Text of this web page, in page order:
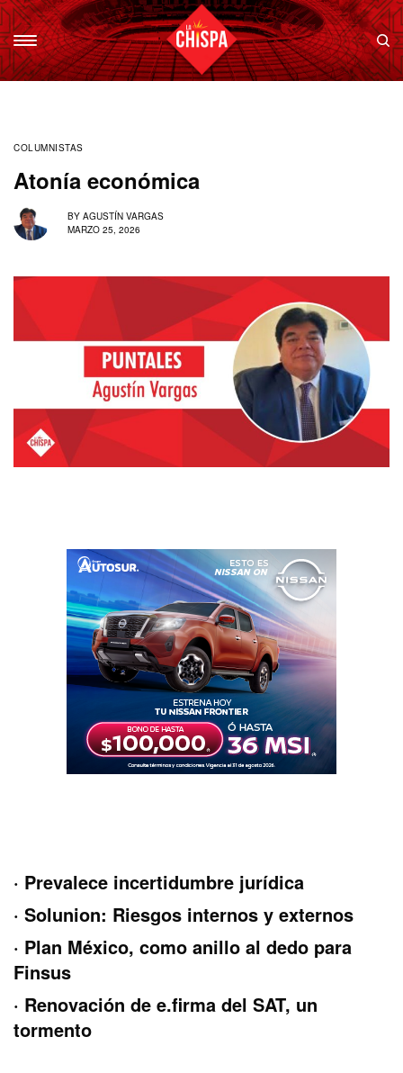
COLUMNISTAS
Atonía económica
BY AGUSTÍN VARGAS
MARZO 25, 2026
· Prevalece incertidumbre jurídica
· Solunion: Riesgos internos y externos
· Plan México, como anillo al dedo para
Finsus
· Renovación de e.firma del SAT, un
tormento